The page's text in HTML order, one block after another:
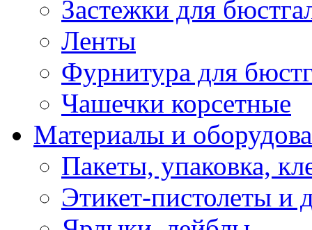
Застежки для
Ленты
Фурнитура для
Чашечки корсетные
Материалы и
Пакеты, упаковка,
Этикет-пистолеты и